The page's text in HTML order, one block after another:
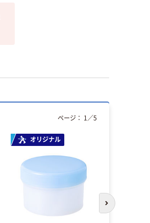
オリジナル
ページ： 1 ／5
次のスライド